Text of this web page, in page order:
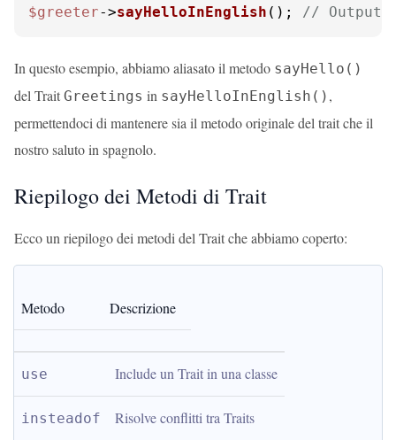
$greeter->sayHelloInEnglish (); // Output:
In questo esempio, abbiamo aliasato il metodo sayHello()
del Trait Greetings in sayHelloInEnglish() ,
permettendoci di mantenere sia il metodo originale del trait che il
nostro saluto in spagnolo.
Riepilogo dei Metodi di Trait
Ecco un riepilogo dei metodi del Trait che abbiamo coperto:
Metodo Descrizione
use Include un Trait in una classe
insteadof Risolve conflitti tra Traits